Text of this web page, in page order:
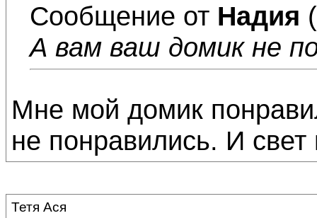
Сообщение от Надия
А вам ваш домик не
Мне мой домик
не понравились. И
Тетя Ася